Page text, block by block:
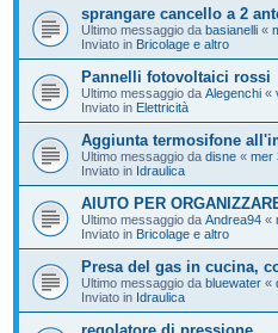
sprangare cancello a 2
Ultimo messaggio da basianelli «
Inviato in Bricolage e altro
Pannelli fotovoltaici rossi
Ultimo messaggio da Alegenchi «
Inviato in Elettricità
Aggiunta termosifone
Ultimo messaggio da disne « mer
Inviato in Idraulica
AIUTO PER
Ultimo messaggio da Andrea94 «
Inviato in Bricolage e altro
Presa del gas in cucina,
Ultimo messaggio da bluewater «
Inviato in Idraulica